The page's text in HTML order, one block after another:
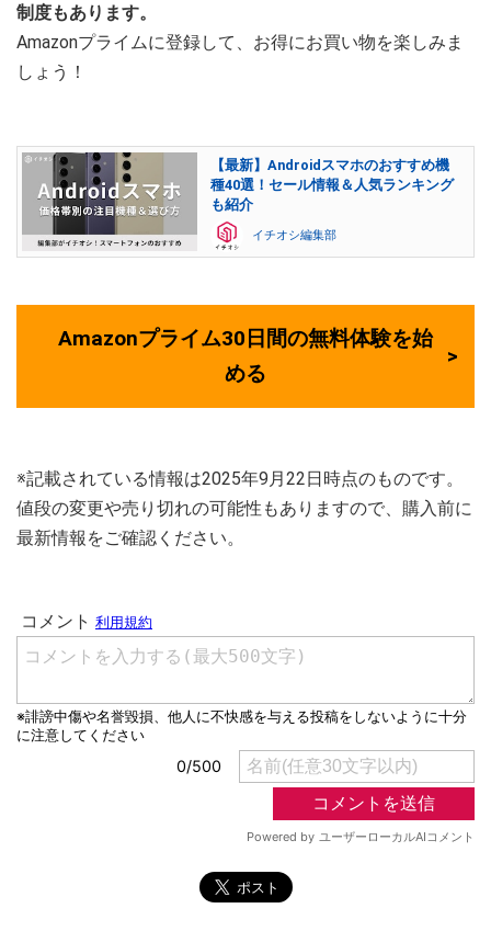
制度もあります。
Amazonプライムに登録して、お得にお買い物を楽しみま
しょう！
【最新】Androidスマホのおすすめ機
種40選！セール情報＆人気ランキング
も紹介
イチオシ編集部
Amazonプライム30日間の無料体験を始
める
※記載されている情報は2025年9月22日時点のものです。
値段の変更や売り切れの可能性もありますので、購入前に
最新情報をご確認ください。